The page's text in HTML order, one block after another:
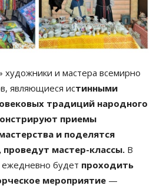
художники и мастера всемирно
являющиеся истинными
традиций народного
приемы
и поделятся
мастер-классы. В
ежедневно будет проходить
мероприятие —